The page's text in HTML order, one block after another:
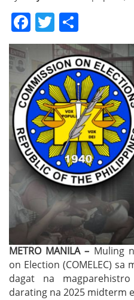
Facebook
Twitter
METRO MANILA – Muling
on Election (COMELEC)
dagat na
darating na 2025 midterm